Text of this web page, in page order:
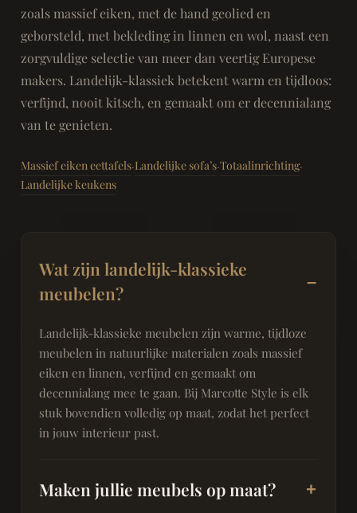
zoals massief eiken, met de hand geolied en
geborsteld, met bekleding in linnen en wol, naast een
zorgvuldige selectie van meer dan veertig Europese
makers. Landelijk-klassiek betekent warm en tijdloos:
verfijnd, nooit kitsch, en gemaakt om er decennialang
van te genieten.
Massief eiken eettafels·Landelijke sofa’s·Totaalinrichting·
Landelijke keukens
Wat zijn landelijk-klassieke
meubelen?
Landelijk-klassieke meubelen zijn warme, tijdloze
meubelen in natuurlijke materialen zoals massief
eiken en linnen, verfijnd en gemaakt om
decennialang mee te gaan. Bij Marcotte Style is elk
stuk bovendien volledig op maat, zodat het perfect
in jouw interieur past.
Maken jullie meubels op maat?